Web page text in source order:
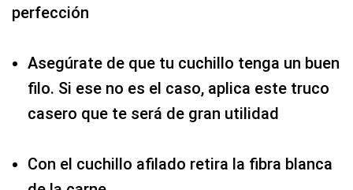
perfección
Asegúrate de que tu cuchillo tenga un buen
filo. Si ese no es el caso, aplica este truco
casero que te será de gran utilidad
Con el cuchillo afilado retira la fibra blanca